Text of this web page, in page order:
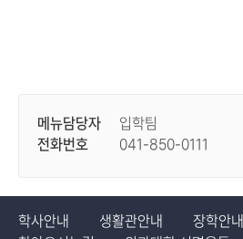
메뉴담당자
입학팀
전화번호
041-850-0111
학사안내 생활관안내 장학안내